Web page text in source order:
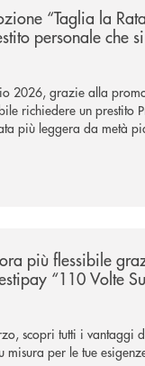
“Taglia la
personale che
2026, grazie alla
richiedere un prestito
più leggera da metà
più flessibile
“110 Volte
scopri tutti i vantaggi
misura per le tue